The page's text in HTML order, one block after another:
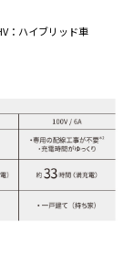
：ハイブリッド車